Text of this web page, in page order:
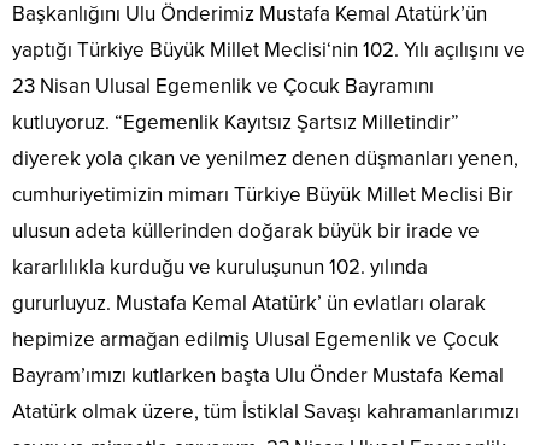
Başkanlığını Ulu Önderimiz Mustafa Kemal Atatürk’ün
yaptığı Türkiye Büyük Millet Meclisi‘nin 102. Yılı açılışını ve
23 Nisan Ulusal Egemenlik ve Çocuk Bayramını
kutluyoruz. “Egemenlik Kayıtsız Şartsız Milletindir”
diyerek yola çıkan ve yenilmez denen düşmanları yenen,
cumhuriyetimizin mimarı Türkiye Büyük Millet Meclisi Bir
ulusun adeta küllerinden doğarak büyük bir irade ve
kararlılıkla kurduğu ve kuruluşunun 102. yılında
gururluyuz. Mustafa Kemal Atatürk’ ün evlatları olarak
hepimize armağan edilmiş Ulusal Egemenlik ve Çocuk
Bayram’ımızı kutlarken başta Ulu Önder Mustafa Kemal
Atatürk olmak üzere, tüm İstiklal Savaşı kahramanlarımızı